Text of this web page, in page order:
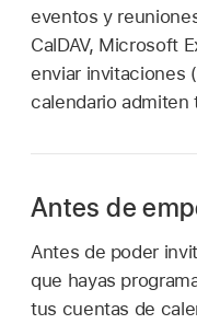
eventos y
CalDAV, Microsoft
enviar invitaciones
calendario
Antes de
Antes de poder
que hayas
tus cuentas de